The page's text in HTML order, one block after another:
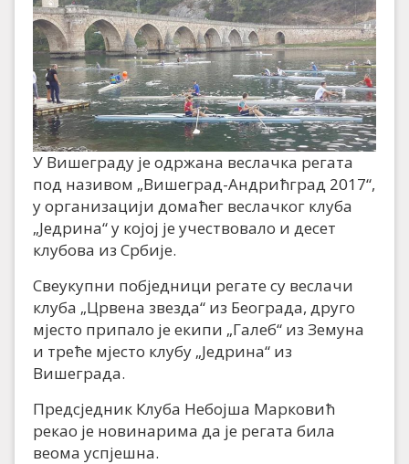
У Вишеграду је одржана веслачка регата
под називом „Вишеград-Андрићград 2017“,
у организацији домаћег веслачког клуба
„Једрина“ у којој је учествовало и десет
клубова из Србије.
Свеукупни побједници регате су веслачи
клуба „Црвена звезда“ из Београда, друго
мјесто припало је екипи „Галеб“ из Земуна
и треће мјесто клубу „Једрина“ из
Вишеграда.
Предсједник Клуба Небојша Марковић
рекао је новинарима да је регата била
веома успјешна.